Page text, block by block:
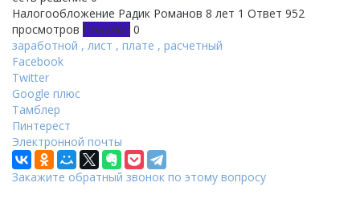
Налогообложение Радик Романов 8 лет 1 Ответ 952
просмотров Новичок 0
заработной , лист , плате , расчетный
Facebook
Twitter
Google плюс
Тамблер
Пинтерест
Электронной почты
Закажите обратный звонок по этому вопросу